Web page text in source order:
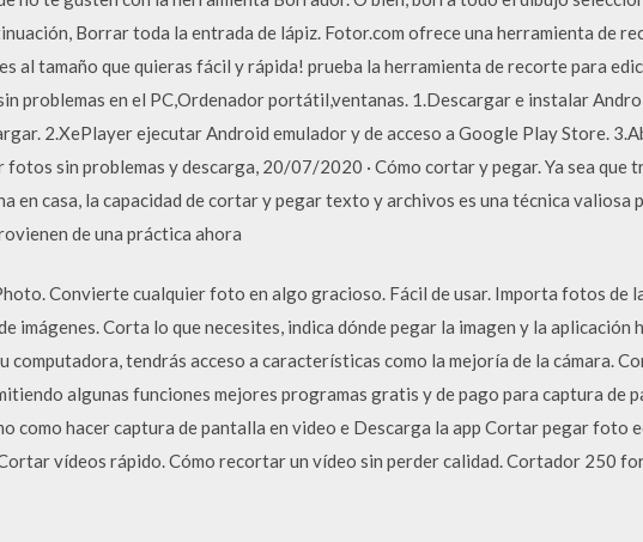
Borrar toda la entrada de lápiz. Fotor.com ofrece una herramienta de
al tamaño que quieras fácil y rápida! prueba la herramienta de recorte para
problemas en el PC,Ordenador portátil,ventanas. 1.Descargar e instalar
2.XePlayer ejecutar Android emulador y de acceso a Google Play Store.
sin problemas y descarga, 20/07/2020 · Cómo cortar y pegar. Ya sea que
en casa, la capacidad de cortar y pegar texto y archivos es una técnica valiosa
de una práctica ahora
Convierte cualquier foto en algo gracioso. Fácil de usar. Importa fotos de
imágenes. Corta lo que necesites, indica dónde pegar la imagen y la
tendrás acceso a características como la mejoría de la cámara.
algunas funciones mejores programas gratis y de pago para captura de
como hacer captura de pantalla en video e Descarga la app Cortar pegar foto
vídeos rápido. Cómo recortar un vídeo sin perder calidad. Cortador 250